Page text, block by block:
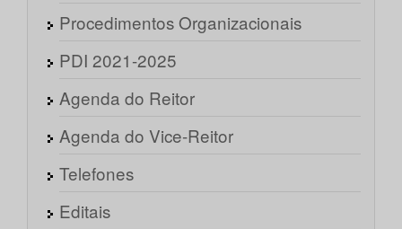
Procedimentos Organizacionais
PDI 2021-2025
Agenda do Reitor
Agenda do Vice-Reitor
Telefones
Editais